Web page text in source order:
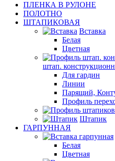
ПЛЕНКА В РУЛОНЕ
ПОЛОТНО
ШТАПИКОВАЯ
Вставка
Белая
Цветная
штап.
Для гардин
Линии
Парящий,
Профиль
Штапик
ГАРПУННАЯ
Белая
Цветная